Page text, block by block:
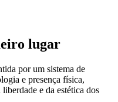
lugar
por um sistema de
e presença física,
e da estética dos